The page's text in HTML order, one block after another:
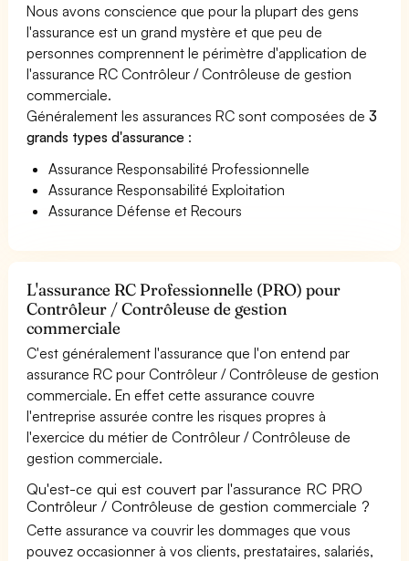
Nous avons conscience que pour la plupart des gens
l'assurance est un grand mystère et que peu de
personnes comprennent le périmètre d'application de
l'assurance RC Contrôleur / Contrôleuse de gestion
commerciale.
Généralement les assurances RC sont composées de3
grands types d'assurance :
Assurance Responsabilité Professionnelle
Assurance Responsabilité Exploitation
Assurance Défense et Recours
L'assurance RC Professionnelle (PRO) pour
Contrôleur / Contrôleuse de gestion
commerciale
C'est généralement l'assurance que l'on entend par
assurance RC pour Contrôleur / Contrôleuse de gestion
commerciale. En effet cette assurance couvre
l'entreprise assurée contre les risques propres à
l'exercice du métier de Contrôleur / Contrôleuse de
gestion commerciale.
Qu'est-ce qui est couvert par l'assurance RC PRO
Contrôleur / Contrôleuse de gestion commerciale ?
Cette assurance va couvrir les dommages que vous
pouvez occasionner à vos clients, prestataires, salariés,